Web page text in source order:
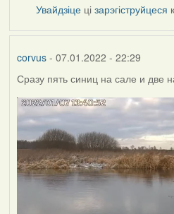
Увайдзіце цізарэгіструйцеся
corvus- 07.01.2022 - 22:29
Сразу пять синиц на сале и две